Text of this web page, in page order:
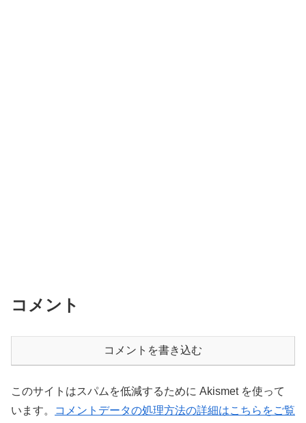
コメント
コメントを書き込む
このサイトはスパムを低減するために Akismet を使って
います。
コメントデータの処理方法の詳細はこちらをご覧